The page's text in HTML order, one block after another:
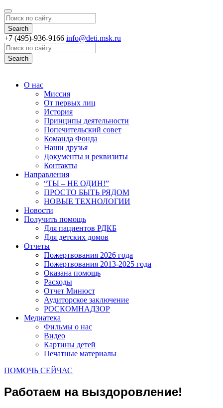
Search
+7 (495)-936-9166 info@deti.msk.ru
Search
О нас
Миссия
От первых лиц
История
Принципы деятельности
Попечительский совет
Команда Фонда
Наши друзья
Документы и реквизиты
Контакты
Направления
“ТЫ – НЕ ОДИН!”
ПРОСТО БЫТЬ РЯДОМ
НОВЫЕ ТЕХНОЛОГИИ
Новости
Получить помощь
Для пациентов РДКБ
Для детских домов
Отчеты
Пожертвования 2026 года
Пожертвования 2013-2025 года
Оказана помощь
Расходы
Отчет Минюст
Аудиторское заключение
РОСКОМНАДЗОР
Медиатека
Фильмы о нас
Видео
Картины детей
Печатные материалы
ПОМОЧЬ СЕЙЧАС
Работаем на выздоровление!